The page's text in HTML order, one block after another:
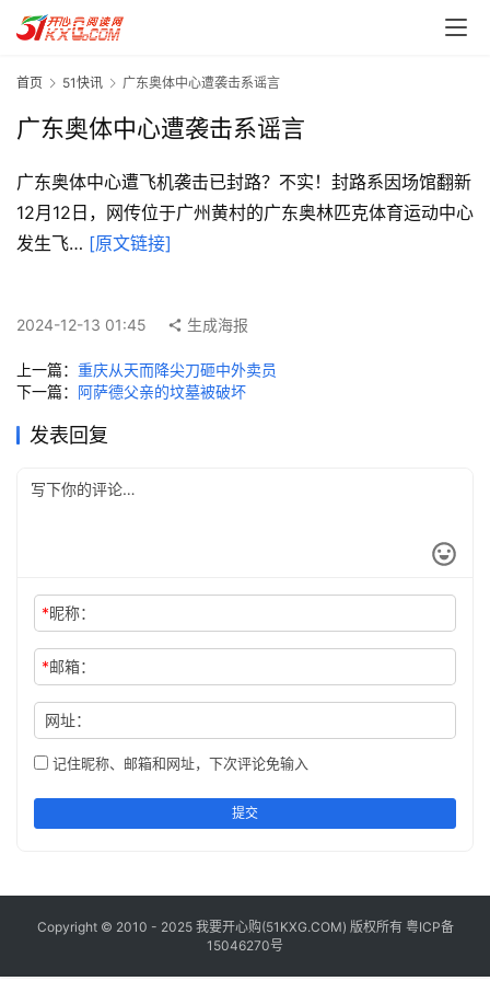
首
页
日
一
读
实
工
问
用
址
首页 51快讯 广东奥体中心遭袭击系谣言
广东奥体中心遭袭击系谣言
广东奥体中心遭飞机袭击已封路？不实！封路系因场馆翻新
12月12日，网传位于广州黄村的广东奥林匹克体育运动中心
发生飞… [原文链接]
2024-12-13 01:45 生成海报
上一篇： 重庆从天而降尖刀砸中外卖员
下一篇： 阿萨德父亲的坟墓被破坏
发表回复
*昵称：
*邮箱：
网址：
记住昵称、邮箱和网址，下次评论免输入
提交
Copyright © 2010 - 2025 我要开心购(51KXG.COM) 版权所有 粤ICP备
15046270号